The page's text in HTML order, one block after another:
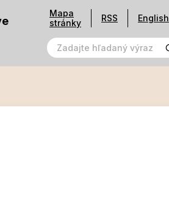
Mapa
stránky
RSS English